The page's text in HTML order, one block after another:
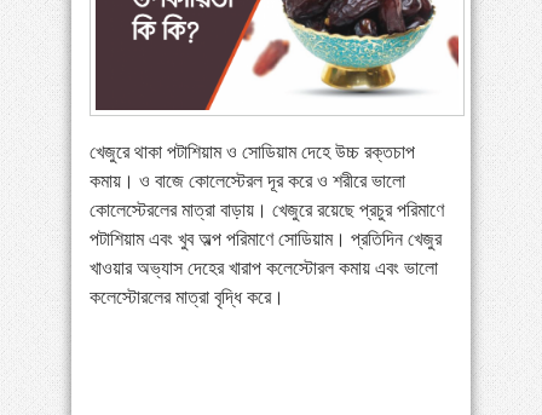
পায়ের পাতা ব্যথার যত কারণ ও সমাধান
বাংলাদেশে বাড়ছে মায়েলোমা রোগী—সমাধানে বিশেষজ্ঞদের
»কোমরব্যথা কেন হয়, কীভাবে এড়াবেন
খেজুরে থাকা পটাশিয়াম ও সোডিয়াম দেহে উচ্চ রক্তচাপ
কমায়। ও বাজে কোলেস্টেরল দূর করে ও শরীরে ভালো
কোলেস্টেরলের মাত্রা বাড়ায়। খেজুরে রয়েছে প্রচুর পরিমাণে
পটাশিয়াম এবং খুব অল্প পরিমাণে সোডিয়াম। প্রতিদিন খেজুর
খাওয়ার অভ্যাস দেহের খারাপ কলেস্টোরল কমায় এবং ভালো
কলেস্টোরলের মাত্রা বৃদ্ধি করে।